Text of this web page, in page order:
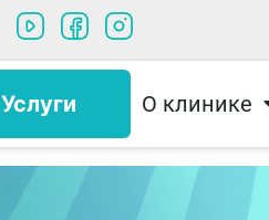
Услуги О клинике